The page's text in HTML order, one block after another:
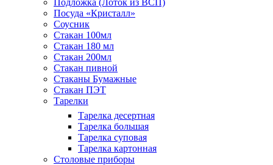
Подложка (Лоток из ВСП)
Посуда «Кристалл»
Соусник
Стакан 100мл
Стакан 180 мл
Стакан 200мл
Стакан пивной
Стаканы Бумажные
Стакан ПЭТ
Тарелки
Тарелка десертная
Тарелка большая
Тарелка суповая
Тарелка картонная
Столовые приборы